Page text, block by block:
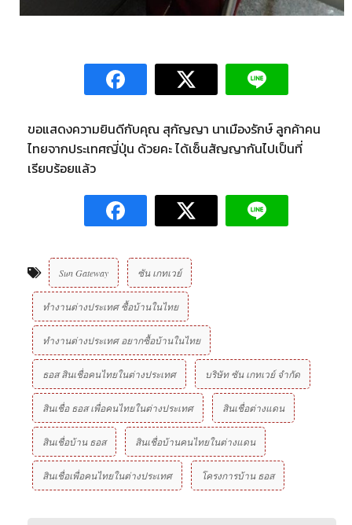
ขอแสดงความยินดีกับคุณ สุกัญญา นาเมืองรักษ์ ลูกค้าคน
ไทยจากประเทศญี่ปุ่น ด้วยคะ ได้เซ็นสัญญากันไปเป็นที่
เรียบร้อยแล้ว
Sun Gateway ซัน เกทเวย์
ทำงานต่างประเทศ ซื้อบ้านในไทย
ทำงานต่างประเทศ อยากซื้อบ้านในไทย
ธอส สินเชื่อคนไทยในต่างประเทศ บริษัท ซัน เกทเวย์ จํากัด
สินเชื่อ ธอส เพื่อคนไทยในต่างประเทศ สินเชื่อต่างแดน
สินเชื่อบ้าน ธอส สินเชื่อบ้านคนไทยในต่างแดน
สินเชื่อเพื่อคนไทยในต่างประเทศ โครงการบ้าน ธอส